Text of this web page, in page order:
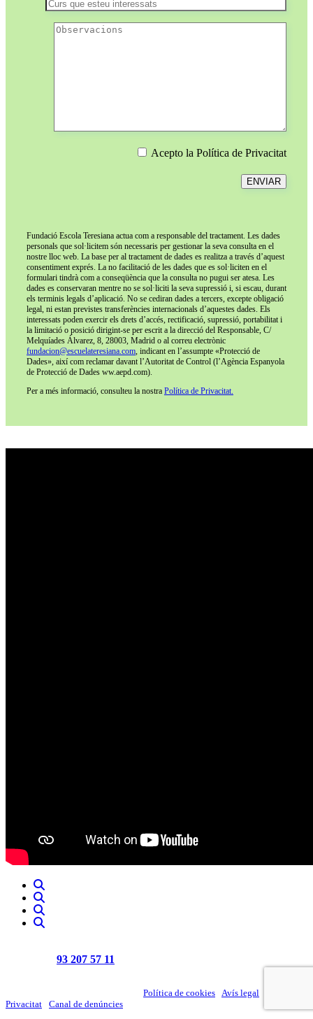
Acepto la Política de Privacitat
Fundació Escola Teresiana actua com a responsable del tractament. Les dades
personals que sol·licitem són necessaris per gestionar la seva consulta en el
nostre lloc web. La base per al tractament de dades es realitza a través d’aquest
consentiment exprés. La no facilitació de les dades que es sol·liciten en el
formulari tindrà com a conseqüència que la consulta no pugui ser atesa. Les
dades es conservaran mentre no se sol·liciti la seva supressió i, si escau, durant
els terminis legals d’aplicació. No se cediran dades a tercers, excepte obligació
legal, ni estan previstes transferències internacionals d’aquestes dades. Els
interessats poden exercir els drets d’accés, rectificació, supressió, portabilitat i
la limitació o posició dirigint-se per escrit a la direcció del Responsable, C/
Melquíades Álvarez, 8, 28003, Madrid o al correu electrònic
fundacion@escuelateresiana.com, indicant en l’assumpte «Protecció de
Dades», així com reclamar davant l’Autoritat de Control (l’Agència Espanyola
de Protecció de Dades ww.aepd.com).
Per a més informació, consulteu la nostra Política de Privacitat.
93 207 57 11
Política de cookies Avís legal
Privacitat
Canal de denúncies